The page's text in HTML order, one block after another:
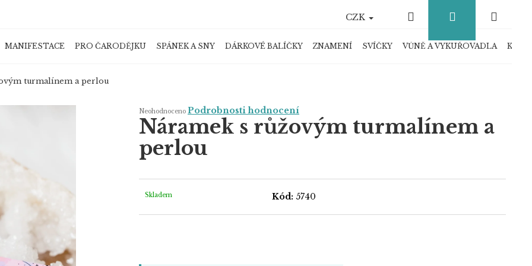
MANIFESTACE PRO ČARODĚJKU SPÁNEK A SNY DÁRKOVÉ BALÍČKY ZNAMENÍ SVÍČKY VŮNĚ A VYKUŘOVADLA
CZK Hledat Přihlášení
košík
turmalínem a perlou
Průměrné
hodnocení
produktu
je
z
hvězdiček.
Neohodnoceno Podrobnosti hodnocení
Náramek s růžovým turmalínem a
perlou
Skladem Kód: 5740
Co potřebujete najít?
HLEDAT
Doporučujeme